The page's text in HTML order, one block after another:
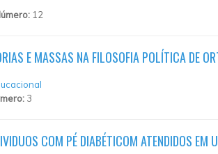
12
E MASSAS NA FILOSOFIA POLÍTICA DE
3
COM PÉ DIABÉTICOM ATENDIDOS EM